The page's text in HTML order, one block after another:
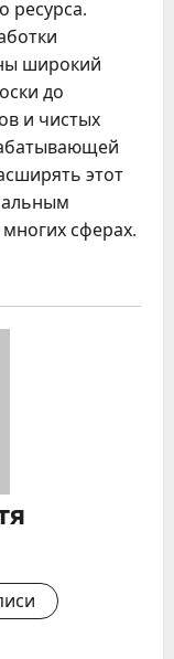
ресурса.
широкий
до
и чистых
этот
сферах.